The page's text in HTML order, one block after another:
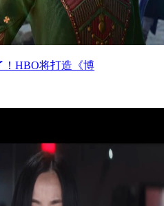
！HBO将打造《博